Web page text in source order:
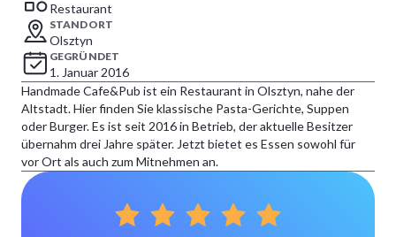
Restaurant
STANDORT
Olsztyn
GEGRÜNDET
1. Januar 2016
Handmade Cafe&Pub ist ein Restaurant in Olsztyn, nahe der
Altstadt. Hier finden Sie klassische Pasta-Gerichte, Suppen
oder Burger. Es ist seit 2016 in Betrieb, der aktuelle Besitzer
übernahm drei Jahre später. Jetzt bietet es Essen sowohl für
vor Ort als auch zum Mitnehmen an.